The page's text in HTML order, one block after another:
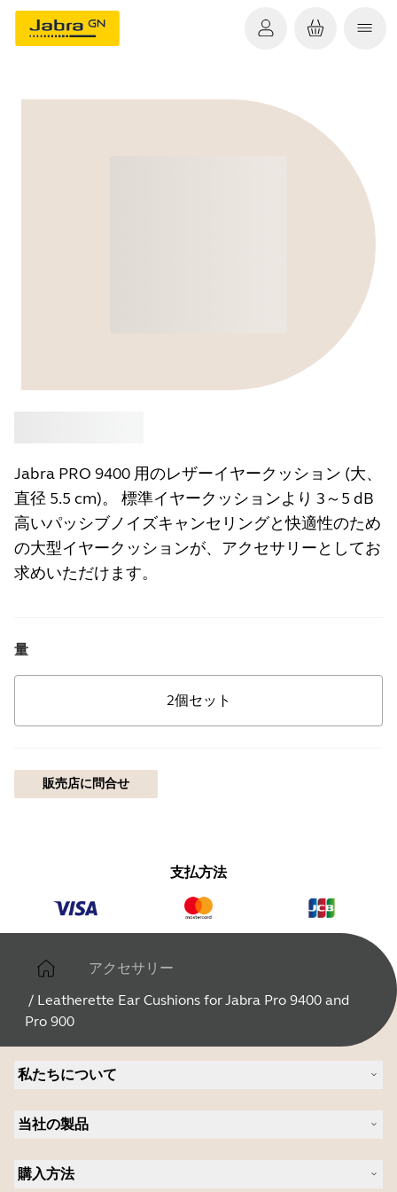
Jabra PRO 9400 用のレザーイヤークッション (大、
直径 5.5 cm)。 標準イヤークッションより 3～5 dB
高いパッシブノイズキャンセリングと快適性のため
の大型イヤークッションが、アクセサリーとしてお
求めいただけます。
量
2個セット
販売店に問合せ
支払方法
アクセサリー
/ Leatherette Ear Cushions for Jabra Pro 9400 and
Pro 900
私たちについて
キャリア
ニュースとプレスリリース
ブログを読む
当社の製品
スピーカーフォン
購入方法